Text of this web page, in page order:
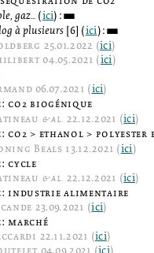
gaz... (ici):3
à plusieurs [6] (ici):3
25.01.2022 (ici)
04.05.2021 (ici)
06.07.2021 (ici)
co2 biogénique
& al. 22.12.2021 (ici)
co2 > ethanol > polyester
Beals 13.12.2021 (ici)
cycle
& al. 22.12.2021 (ici)
industrie alimentaire
23.09.2021 (ici)
marché
22.11.2021 (ici)